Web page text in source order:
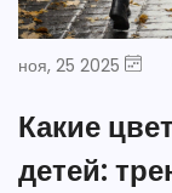
ноя, 25 2025
Какие
детей: